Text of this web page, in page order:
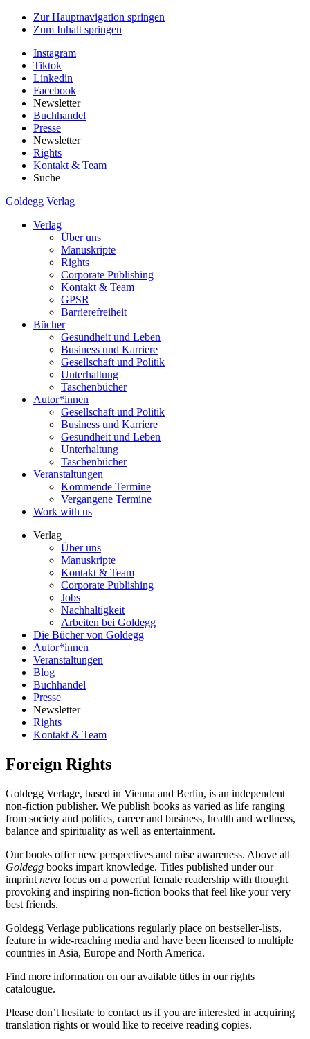
Zur Hauptnavigation springen
Zum Inhalt springen
Instagram
Tiktok
Linkedin
Facebook
Newsletter
Buchhandel
Presse
Newsletter
Rights
Kontakt & Team
Suche
Goldegg Verlag
Verlag
Über uns
Manuskripte
Rights
Corporate Publishing
Kontakt & Team
GPSR
Barrierefreiheit
Bücher
Gesundheit und Leben
Business und Karriere
Gesellschaft und Politik
Unterhaltung
Taschenbücher
Autor*innen
Gesellschaft und Politik
Business und Karriere
Gesundheit und Leben
Unterhaltung
Taschenbücher
Veranstaltungen
Kommende Termine
Vergangene Termine
Work with us
Verlag
Über uns
Manuskripte
Kontakt & Team
Corporate Publishing
Jobs
Nachhaltigkeit
Arbeiten bei Goldegg
Die Bücher von Goldegg
Autor*innen
Veranstaltungen
Blog
Buchhandel
Presse
Newsletter
Rights
Kontakt & Team
Foreign Rights
Goldegg Verlage, based in Vienna and Berlin, is an independent
non-fiction publisher. We publish books as varied as life ranging
from society and politics, career and business, health and wellness,
balance and spirituality as well as entertainment.
Our books offer new perspectives and raise awareness. Above all
Goldegg books impart knowledge. Titles published under our
imprint neva focus on a powerful female readership with thought
provoking and inspiring non-fiction books that feel like your very
best friends.
Goldegg Verlage publications regularly place on bestseller-lists,
feature in wide-reaching media and have been licensed to multiple
countries in Asia, Europe and North America.
Find more information on our available titles in our rights
catalougue.
Please don’t hesitate to contact us if you are interested in acquiring
translation rights or would like to receive reading copies.